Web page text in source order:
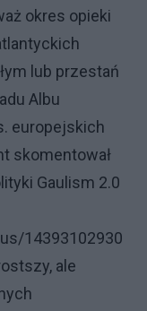
okres opieki
lub przestań
Albu
europejskich
skomentował
Gaulism 2.0
14393102930
ale